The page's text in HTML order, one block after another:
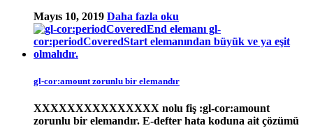
Mayıs 10, 2019 Daha fazla oku
gl-cor:amount zorunlu bir elemandır
XXXXXXXXXXXXXXX nolu fiş :gl-cor:amount
zorunlu bir elemandır. E-defter hata koduna ait çözümü